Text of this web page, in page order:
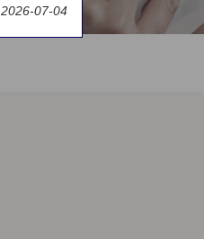
07-04